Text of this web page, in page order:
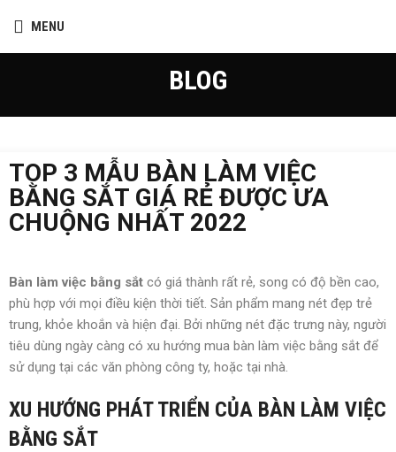
MENU
BLOG
TOP 3 MẪU BÀN LÀM VIỆC
BẰNG SẮT GIÁ RẺ ĐƯỢC ƯA
CHUỘNG NHẤT 2022
Bàn làm việc bằng sắtcó giá thành rất rẻ, song có độ bền cao,
phù hợp với mọi điều kiện thời tiết. Sản phẩm mang nét đẹp trẻ
trung, khỏe khoắn và hiện đại. Bởi những nét đặc trưng này, người
tiêu dùng ngày càng có xu hướng mua bàn làm việc bằng sắt để
sử dụng tại các văn phòng công ty, hoặc tại nhà.
XU HƯỚNG PHÁT TRIỂN CỦA BÀN LÀM VIỆC
BẰNG SẮT